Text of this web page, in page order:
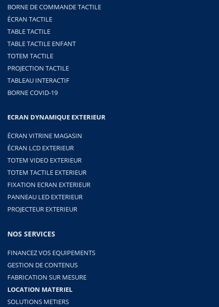
BORNE DE COMMANDE TACTILE
ÉCRAN TACTILE
TABLE TACTILE
TABLE TACTILE ENFANT
TOTEM TACTILE
PROJECTION TACTILE
TABLEAU INTERACTIF
BORNE COVID-19
ECRAN DYNAMIQUE EXTERIEUR
ÉCRAN VITRINE MAGASIN
ÉCRAN LCD EXTERIEUR
TOTEM VIDEO EXTERIEUR
TOTEM TACTILE EXTERIEUR
FIXATION ECRAN EXTERIEUR
PANNEAU LED EXTERIEUR
PROJECTEUR EXTERIEUR
NOS SERVICES
FINANCEZ VOS EQUIPEMENTS
GESTION DE CONTENUS
FABRICATION SUR MESURE
LOCATION MATERIEL
SOLUTIONS METIERS